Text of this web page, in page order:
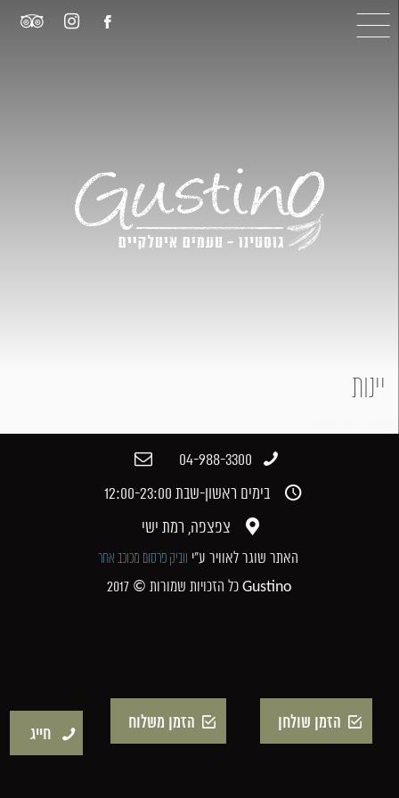
יינות
חייג
הזמן משלוח הזמן שולחן
04-988-3300​
בימים ראשון-שבת 12:00-23:00​
צפצפה, רמת ישי​
האתר שוגר לאוויר ע"י ווביק פרסום מכוכב אחר
כל הזכויות שמורות © 2017 Gustino